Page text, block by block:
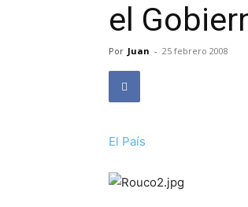
el
Por Juan - 25 febrero 2008
El País